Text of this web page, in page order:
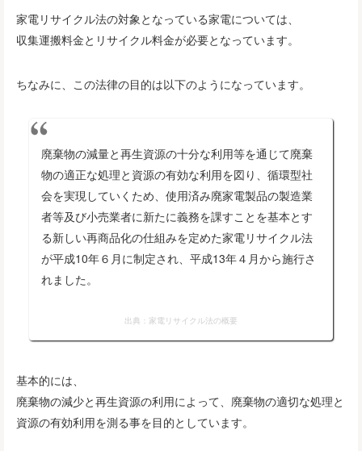
家電リサイクル法の対象となっている家電については、
収集運搬料金とリサイクル料金が必要となっています。
ちなみに、この法律の目的は以下のようになっています。
廃棄物の減量と再生資源の十分な利用等を通じて廃棄
物の適正な処理と資源の有効な利用を図り、循環型社
会を実現していくため、使用済み廃家電製品の製造業
者等及び小売業者に新たに義務を課すことを基本とす
る新しい再商品化の仕組みを定めた家電リサイクル法
が平成10年６月に制定され、平成13年４月から施行さ
れました。
出典： 家電リサイクル法の概要
基本的には、
廃棄物の減少と再生資源の利用によって、廃棄物の適切な処理と
資源の有効利用を測る事を目的としています。